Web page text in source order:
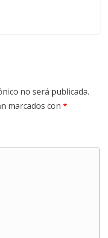
no será publicada.
marcados con *